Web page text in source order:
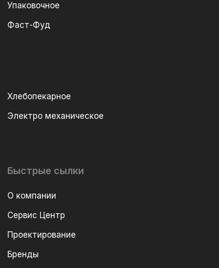
Упаковочное
Фаст-Фуд
Хлебопекарное
Электро механическое
Быстрые сылки
О компании
Сервис Центр
Проектирование
Бренды